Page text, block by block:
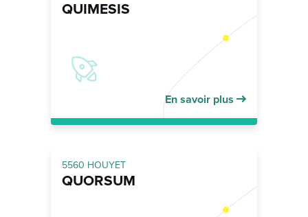
QUIMESIS
En savoir plus
5560 HOUYET
QUORSUM